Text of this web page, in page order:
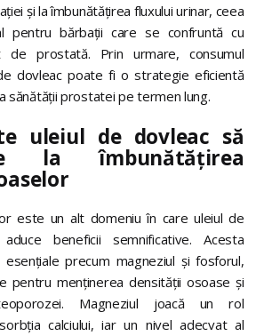
și la îmbunătățirea fluxului urinar, ceea
pentru bărbații care se confruntă cu
de prostată. Prin urmare, consumul
dovleac poate fi o strategie eficientă
sănătății prostatei pe termen lung.
uleiul de dovleac să
la îmbunătățirea
este un alt domeniu în care uleiul de
beneficii semnificative. Acesta
esențiale precum magneziul și fosforul,
pentru menținerea densității osoase și
Magneziul joacă un rol
calciului, iar un nivel adecvat al